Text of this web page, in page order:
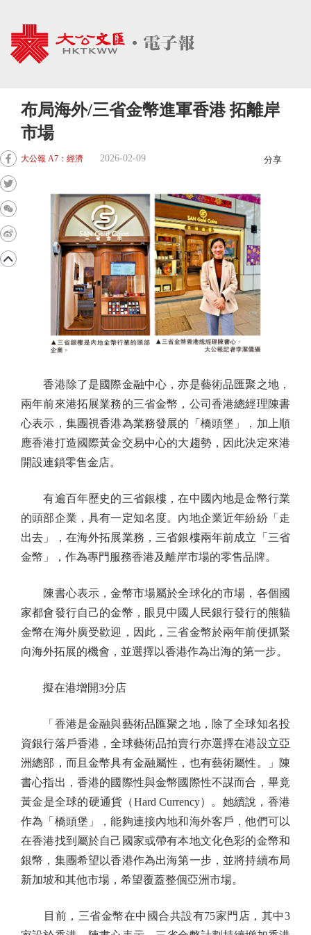
布局海外/三省金幣進軍香港 拓離岸
市場
大公報 A7：經濟 2026-02-09 分享
香港除了是國際金融中心，亦是藝術品匯聚之地，
兩年前來港拓展業務的三省金幣，公司香港總經理陳書
心表示，集團視香港為業務發展的「橋頭堡」，加上順
應香港打造國際黃金交易中心的大趨勢，因此決定來港
開設連鎖零售金店。
有逾百年歷史的三省銀樓，在中國內地是金幣行業
的頭部企業，具有一定知名度。內地企業近年紛紛「走
出去」，在海外拓展業務，三省銀樓兩年前成立「三省
金幣」，作為專門服務香港及離岸市場的零售品牌。
陳書心表示，金幣市場屬於全球化的市場，各個國
家都會發行自己的金幣，眼見中國人民銀行發行的熊貓
金幣在海外廣受歡迎，因此，三省金幣於兩年前便抓緊
向海外拓展的機會，並選擇以香港作為出海的第一步。
擬在港增開3分店
「香港是金融與藝術品匯聚之地，除了全球知名投
資銀行落戶香港，全球藝術品拍賣行亦選擇在港設立亞
洲總部，而且金幣具有金融屬性，也有藝術屬性。」陳
書心指出，香港的國際性與金幣國際性不謀而合，畢竟
黃金是全球的硬通貨（Hard Currency）。她續說，香港
作為「橋頭堡」，能夠連接內地和海外客戶，他們可以
在香港找到屬於自己國家或帶有本地文化色彩的金幣和
銀幣，集團希望以香港作為出海第一步，並將持續布局
新加坡和其他市場，希望覆蓋整個亞洲市場。
目前，三省金幣在中國合共設有75家門店，其中3